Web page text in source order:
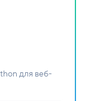
для веб-